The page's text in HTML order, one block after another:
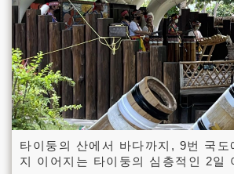
타이둥의 산에서 바다까지, 9번 국
지 이어지는 타이둥의 심층적인 2일